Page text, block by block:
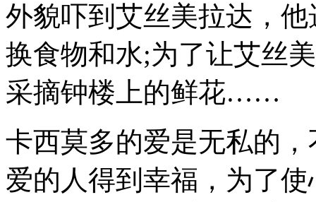
外貌吓到艾丝美拉达，
换食物和水;为了让艾丝
采摘钟楼上的鲜花……
卡西莫多的爱是无私的
爱的人得到幸福，为了